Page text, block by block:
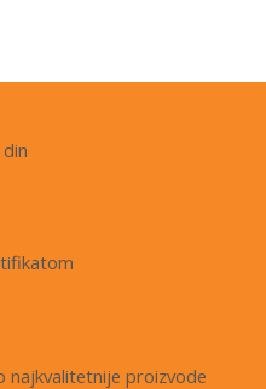
najkvalitetnije proizvode